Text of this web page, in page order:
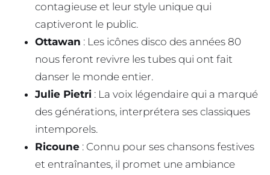
contagieuse et leur style unique qui
captiveront le public.
Ottawan : Les icônes disco des années 80
nous feront revivre les tubes qui ont fait
danser le monde entier.
Julie Pietri : La voix légendaire qui a marqué
des générations, interprétera ses classiques
intemporels.
Ricoune : Connu pour ses chansons festives
et entraînantes, il promet une ambiance